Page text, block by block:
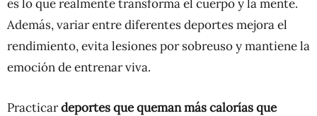
es lo que realmente transforma el cuerpo y la mente.
Además, variar entre diferentes deportes mejora el
rendimiento, evita lesiones por sobreuso y mantiene la
emoción de entrenar viva.
Practicardeportes que queman más calorías que